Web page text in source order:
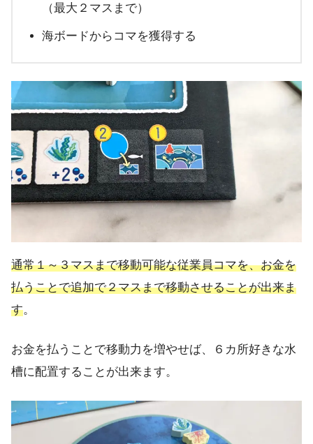
（最大２マスまで）
海ボードからコマを獲得する
通常１～３マスまで移動可能な従業員コマを、お金を
払うことで追加で２マスまで移動させることが出来ま
す。
お金を払うことで移動力を増やせば、６カ所好きな水
槽に配置することが出来ます。